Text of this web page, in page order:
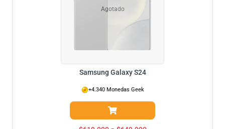
Agotado
Samsung Galaxy S24
+4.340 Monedas Geek